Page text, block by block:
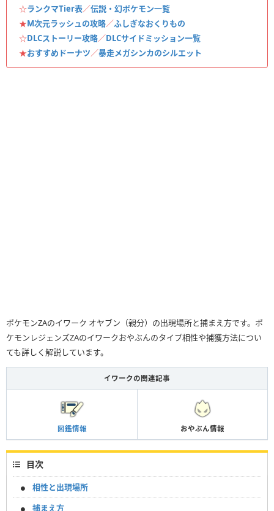
☆ランクマTier表／伝説・幻ポケモン一覧
★M次元ラッシュの攻略／ふしぎなおくりもの
☆DLCストーリー攻略／DLCサイドミッション一覧
★おすすめドーナツ／暴走メガシンカのシルエット
ポケモンZAのイワーク オヤブン（親分）の出現場所と捕まえ方です。ポ
ケモンレジェンズZAのイワークおやぶんのタイプ相性や捕獲方法につい
ても詳しく解説しています。
イワークの関連記事
図鑑情報 おやぶん情報
目次
相性と出現場所
捕まえ方